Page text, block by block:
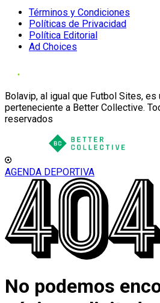
Términos y Condiciones
Políticas de Privacidad
Política Editorial
Ad Choices
Bolavip, al igual que Futbol Sites, es
perteneciente a Better Collective.
reservados
AGENDA DEPORTIVA
No podemos